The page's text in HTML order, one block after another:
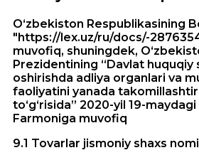
Oʻzbekiston Respublikasining
"https://lex.uz/ru/docs/-
muvofiq, shuningdek,
Prezidentining “Davlat huquqiy
oshirishda adliya organlari va
faoliyatini yanada
toʻgʻrisida” 2020-yil 19-
Farmoniga muvofiq
9.1 Tovarlar jismoniy shaxs